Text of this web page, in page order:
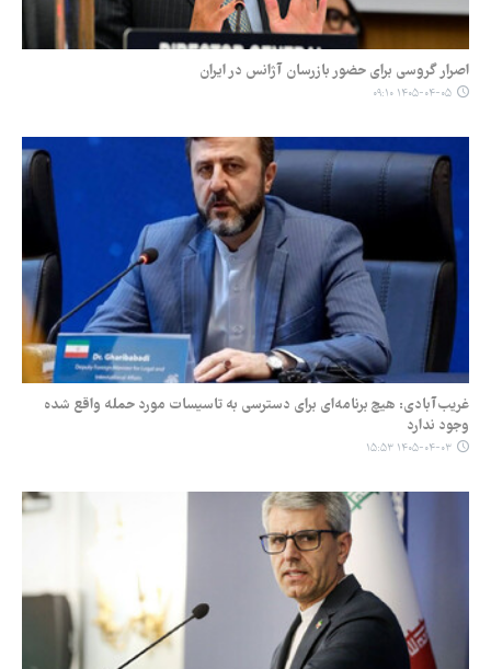
اصرار گروسی برای حضور بازرسان آژانس در ایران
۱۴۰۵-۰۴-۰۵ ۰۹:۱۰
غریب‌آبادی: هیچ برنامه‌ای برای دسترسی به تاسیسات مورد حمله واقع شده
وجود ندارد
۱۴۰۵-۰۴-۰۳ ۱۵:۵۳